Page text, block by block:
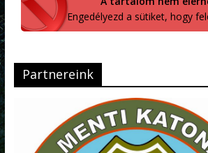
Engedélyezd a sütiket, hogy
Partnereink